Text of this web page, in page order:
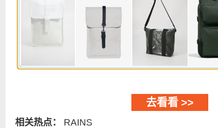
去看看 >>
相关热点： RAINS